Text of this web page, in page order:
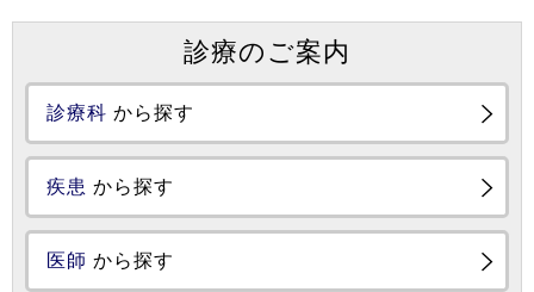
診療のご案内
診療科 から探す
疾患 から探す
医師 から探す